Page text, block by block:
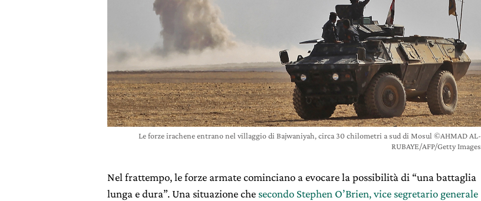
Le forze irachene entrano nel villaggio di Bajwaniyah, circa 30 chilometri a sud di Mosul ©AHMAD AL-
RUBAYE/AFP/Getty Images
Nel frattempo, le forze armate cominciano a evocare la possibilità di “una battaglia
lunga e dura”. Una situazione che secondo Stephen O’Brien, vice segretario generale